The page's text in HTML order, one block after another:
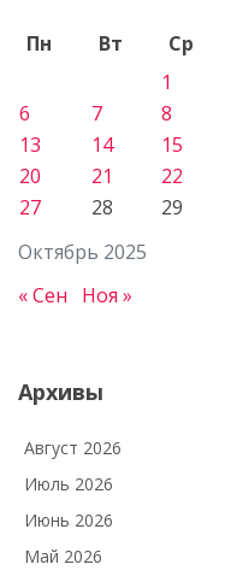
Октябрь 2025
Пн Вт Ср
1
6
7 8
13
14 15
20
21 22
27
28 29
« Сен Ноя »
Архивы
Август 2026
Июль 2026
Июнь 2026
Май 2026